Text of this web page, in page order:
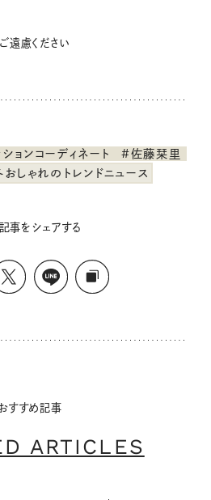
遠慮ください
ョンコーディネート
#佐藤栞里
しゃれのトレンドニュース
事をシェアする
すすめ記事
ARTICLES